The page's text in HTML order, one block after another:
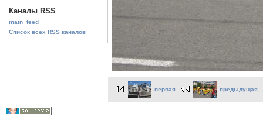
Каналы RSS
main_feed
Список всех RSS каналов
первая предыдущая